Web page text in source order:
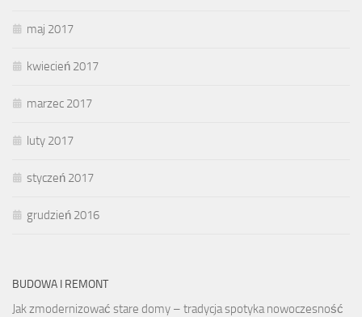
maj 2017
kwiecień 2017
marzec 2017
luty 2017
styczeń 2017
grudzień 2016
BUDOWA I REMONT
Jak zmodernizować stare domy – tradycja spotyka nowoczesność